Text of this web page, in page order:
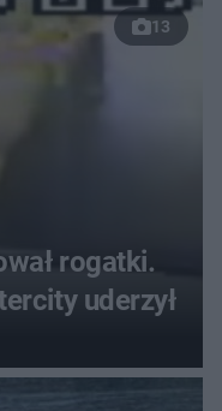
13
rogatki.
uderzył